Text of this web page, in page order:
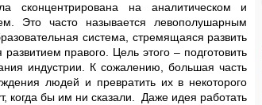
сконцентрирована на аналитическом и
Это часто называется левополушарным
система, стремящаяся развить
правого. Цель этого – подготовить
индустрии. К сожалению, большая часть
людей и превратить их в некоторого
когда бы им ни сказали. Даже идея работать